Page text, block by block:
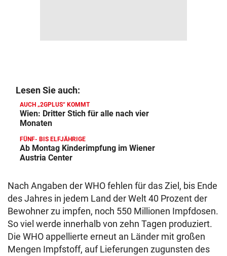
Lesen Sie auch:
AUCH „2GPLUS“ KOMMT
Wien: Dritter Stich für alle nach vier
Monaten
FÜNF- BIS ELFJÄHRIGE
Ab Montag Kinderimpfung im Wiener
Austria Center
Nach Angaben der WHO fehlen für das Ziel, bis Ende
des Jahres in jedem Land der Welt 40 Prozent der
Bewohner zu impfen, noch 550 Millionen Impfdosen.
So viel werde innerhalb von zehn Tagen produziert.
Die WHO appellierte erneut an Länder mit großen
Mengen Impfstoff, auf Lieferungen zugunsten des